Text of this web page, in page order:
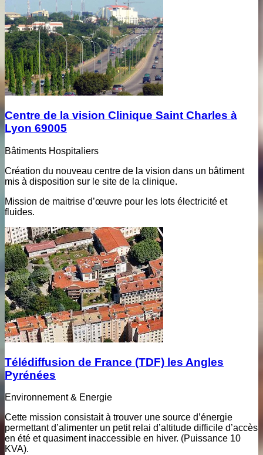
Centre de la vision Clinique Saint Charles à
Lyon 69005
Bâtiments Hospitaliers
Création du nouveau centre de la vision dans un bâtiment
mis à disposition sur le site de la clinique.
Mission de maitrise d’œuvre pour les lots électricité et
fluides.
Télédiffusion de France (TDF) les Angles
Pyrénées
Environnement & Energie
Cette mission consistait à trouver une source d’énergie
permettant d’alimenter un petit relai d’altitude difficile d’accès
en été et quasiment inaccessible en hiver. (Puissance 10
KVA).